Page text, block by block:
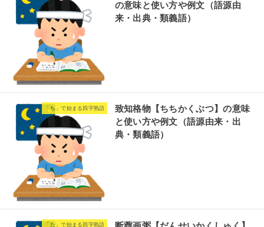
の意味と使い方や例文（語源由
来・出典・類義語）
「ち」で始まる四字熟語
致知格物【ちちかくぶつ】の意味
と使い方や例文（語源由来・出
典・類義語）
「た」で始まる四字熟語